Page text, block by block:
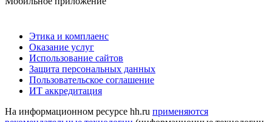
Этика и комплаенс
Оказание услуг
Использование сайтов
Защита персональных данных
Пользовательское соглашение
ИТ аккредитация
На информационном ресурсе hh.ru применяются